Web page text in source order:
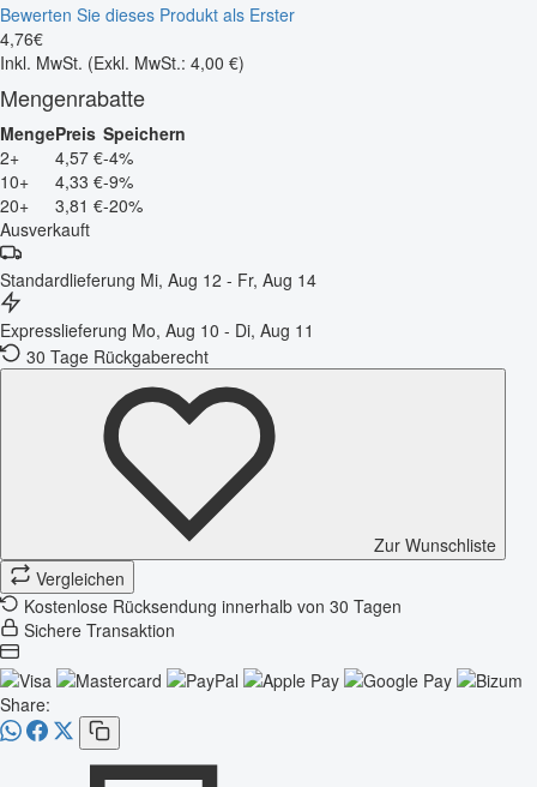
Bewerten Sie dieses Produkt als Erster
4,76€
Inkl. MwSt. (Exkl. MwSt.: 4,00 €)
Mengenrabatte
MengePreis Speichern
2+
4,57 €-4%
10+
4,33 €-9%
20+
3,81 €-20%
Ausverkauft
Standardlieferung Mi, Aug 12 - Fr, Aug 14
Expresslieferung Mo, Aug 10 - Di, Aug 11
30 Tage Rückgaberecht
Zur Wunschliste
Vergleichen
Kostenlose Rücksendung innerhalb von 30 Tagen
Sichere Transaktion
Share: